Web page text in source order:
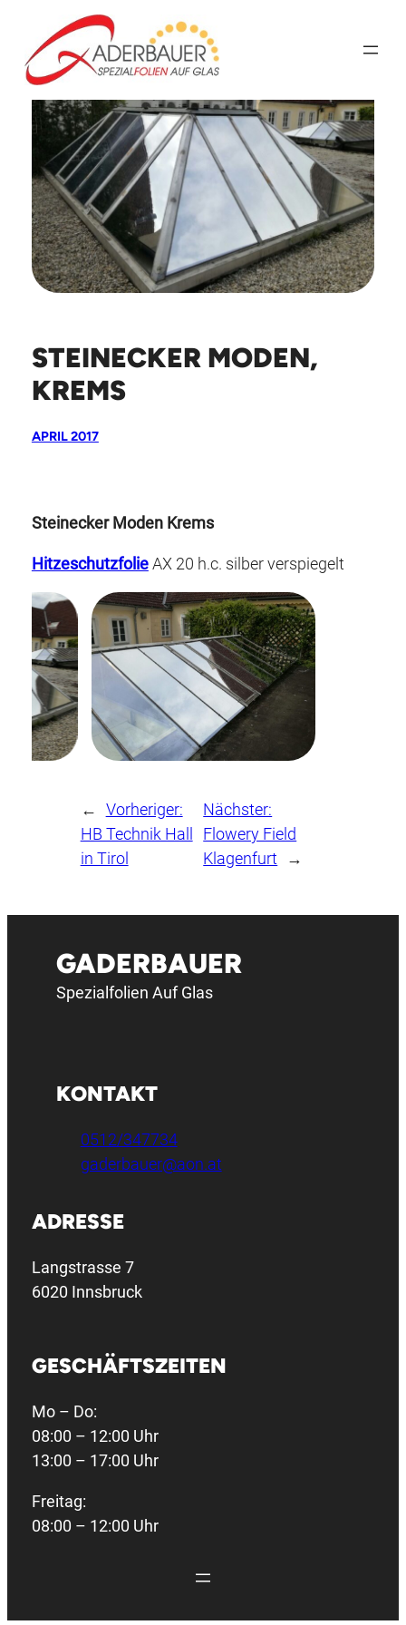
Inhalt
springen
STEINECKER MODEN,
KREMS
APRIL 2017
Steinecker Moden Krems
HitzeschutzfolieAX 20 h.c. silber verspiegelt
←
Vorheriger:
HB Technik Hall
in Tirol
Nächster:
Flowery Field
Klagenfurt
→
GADERBAUER
Spezialfolien Auf Glas
KONTAKT
0512/347734
gaderbauer@aon.at
ADRESSE
Langstrasse 7
6020 Innsbruck
GESCHÄFTSZEITEN
Mo – Do:
08:00 – 12:00 Uhr
13:00 – 17:00 Uhr
Freitag:
08:00 – 12:00 Uhr